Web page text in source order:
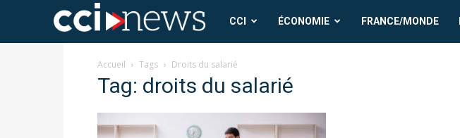
CCI
News
CCI ÉCONOMIE FRANCE/MONDE
Accueil Tags Droits du salarié
Tag: droits du salarié